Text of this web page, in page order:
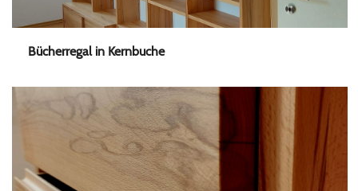
Bücherregal in Kernbuche